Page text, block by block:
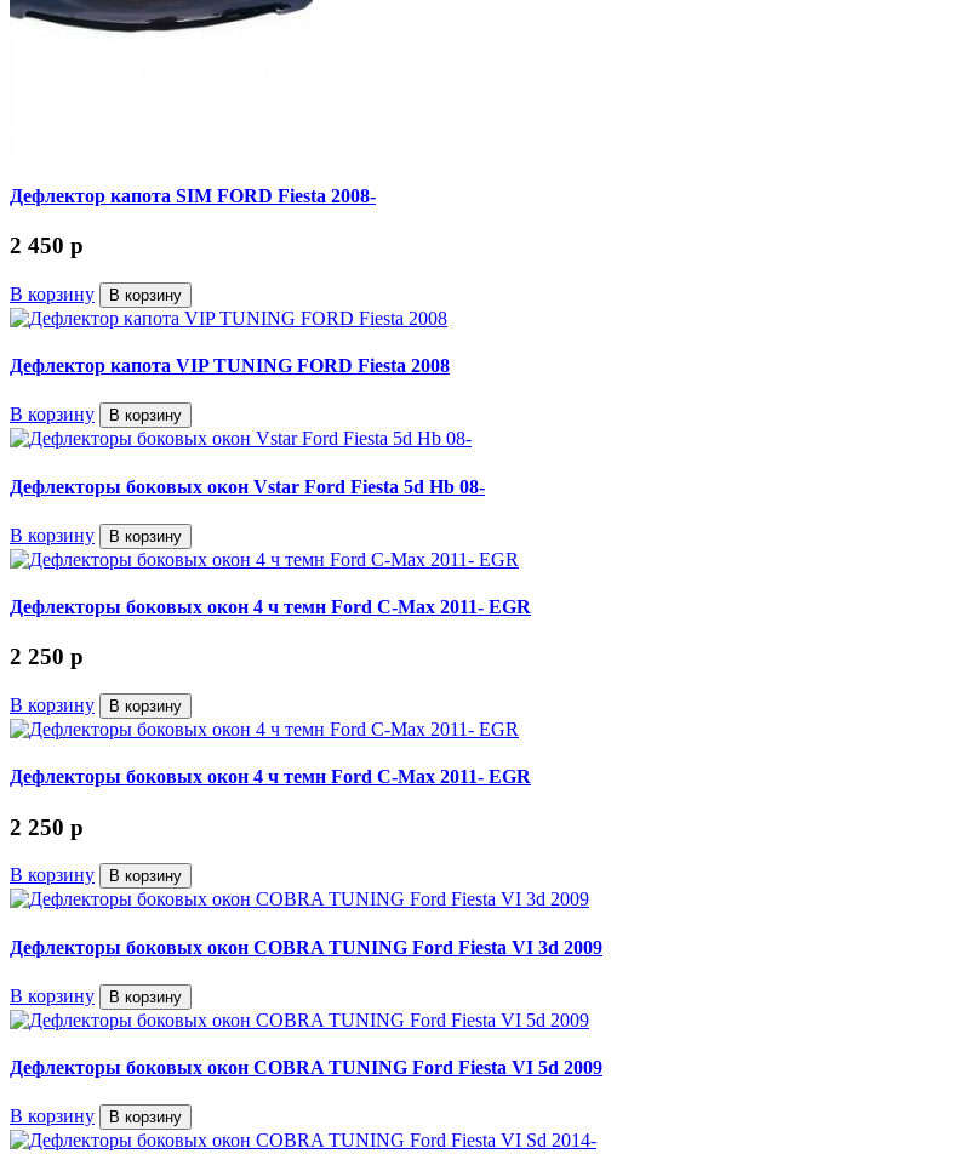
Дефлектор капота SIM FORD Fiesta 2008-
2 450 p
В корзину В корзину
Дефлектор капота VIP TUNING FORD Fiesta 2008
В корзину В корзину
Дефлекторы боковых окон Vstar Ford Fiesta 5d Hb 08-
В корзину В корзину
Дефлекторы боковых окон 4 ч темн Ford C-Max 2011- EGR
2 250 p
В корзину В корзину
Дефлекторы боковых окон 4 ч темн Ford C-Max 2011- EGR
2 250 p
В корзину В корзину
Дефлекторы боковых окон COBRA TUNING Ford Fiesta VI 3d 2009
В корзину В корзину
Дефлекторы боковых окон COBRA TUNING Ford Fiesta VI 5d 2009
В корзину В корзину